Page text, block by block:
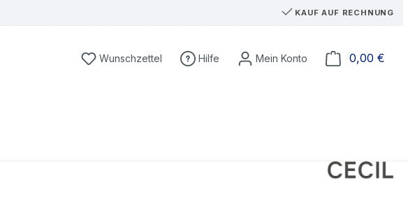
KAUF AUF RECHNUNG
Du hast 0 Produkte auf dem Merkzettel
Wunschzettel Hilfe 0,00 €